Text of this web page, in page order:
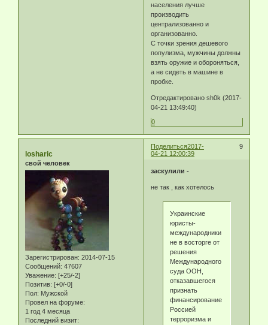
населения лучше
производить
централизованно и
организованно.
С точки зрения дешевого
популизма, мужчины должны
взять оружие и обороняться,
а не сидеть в машине в
пробке.
Отредактировано sh0k (2017-
04-21 13:49:40)
0
Поделиться 9
2017-
04-21 12:00:39
losharic
свой человек
Зарегистрирован: 2014-07-15
Сообщений: 47607
Уважение: [+25/-2]
Позитив: [+0/-0]
Пол: Мужской
Провел на форуме:
1 год 4 месяца
Последний визит:
заскулили -
не так , как хотелось
Украинские
юристы-
международники
не в восторге от
решения
Международного
суда ООН,
отказавшегося
признать
финансирование
Россией
терроризма и